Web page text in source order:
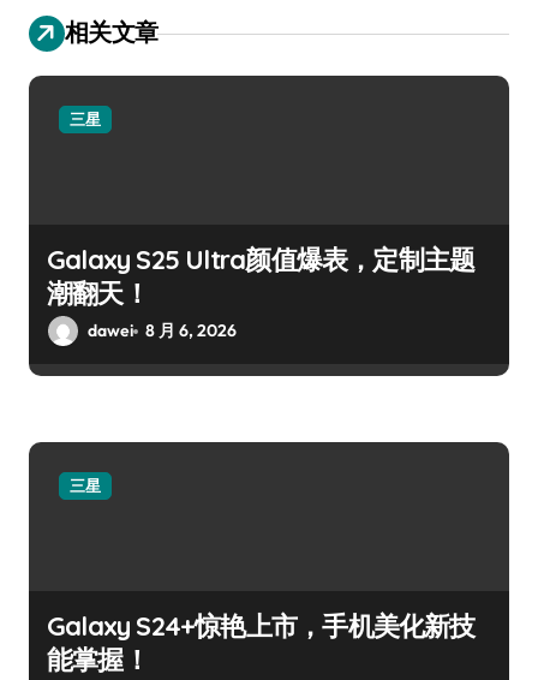
相关文章
三星
Galaxy S25 Ultra颜值爆表，定制主题
潮翻天！
dawei 8 月 6, 2026
三星
Galaxy S24+惊艳上市，手机美化新技
能掌握！